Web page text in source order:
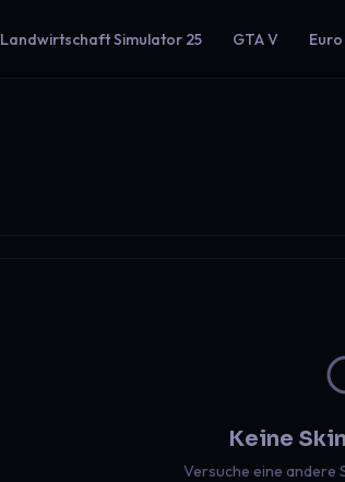
Landwirtschaft Simulator 25 GTA V
Keine
Versuche eine andere